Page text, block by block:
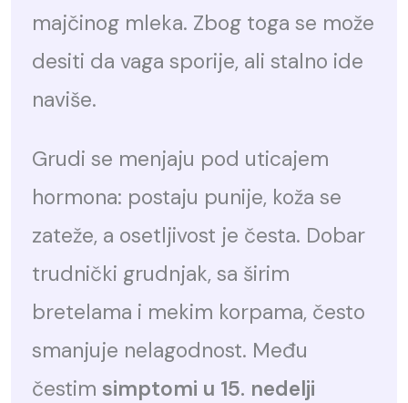
majčinog mleka. Zbog toga se može
desiti da vaga sporije, ali stalno ide
naviše.
Grudi se menjaju pod uticajem
hormona: postaju punije, koža se
zateže, a osetljivost je česta. Dobar
trudnički grudnjak, sa širim
bretelama i mekim korpama, često
smanjuje nelagodnost. Među
čestimsimptomi u 15. nedelji